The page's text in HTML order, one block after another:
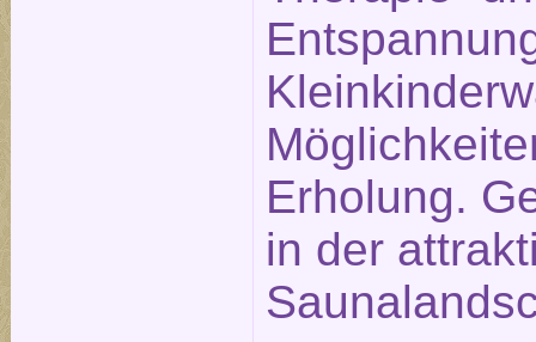
Erholung.
in der